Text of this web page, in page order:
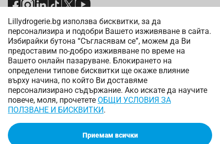
Lillydrogerie.bg използва бисквитки, за да
персонализира и подобри Вашето изживяване в сайта.
Избирайки бутона “Съгласявам се”, можем да Ви
предоставим по-добро изживяване по време на
Вашето онлайн пазаруване. Блокирането на
определени типове бисквитки ще окаже влияние
върху начина, по който Ви доставяме
персонализирано съдържание. Ако искате да научите
повече, моля, прочетете ОБЩИ УСЛОВИЯ ЗА
ПОЛЗВАНЕ И БИСКВИТКИ.
Приемам всички
Начини на плащане:
Начини на доставка:
Copyright © 2025 Лили Дрогерие ЕООД. Всички права